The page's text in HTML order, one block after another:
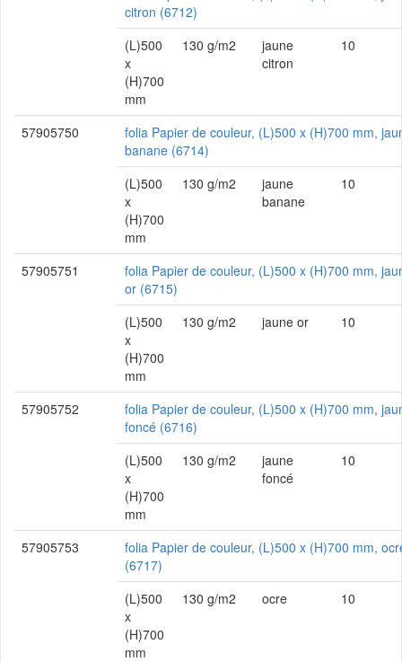
citron (6712)
(L)500
x
(H)700
mm
130 g/m2
jaune
citron
10
57905750
folia Papier de couleur, (L)500 x (H)700 mm,
banane (6714)
(L)500
x
(H)700
mm
130 g/m2
jaune
banane
10
57905751
folia Papier de couleur, (L)500 x (H)700 mm,
or (6715)
(L)500
x
(H)700
mm
130 g/m2 jaune or 10
57905752
folia Papier de couleur, (L)500 x (H)700 mm,
foncé (6716)
(L)500
x
(H)700
mm
130 g/m2
jaune
foncé
10
57905753
folia Papier de couleur, (L)500 x (H)700 mm,
(6717)
(L)500
x
(H)700
mm
130 g/m2 ocre 10